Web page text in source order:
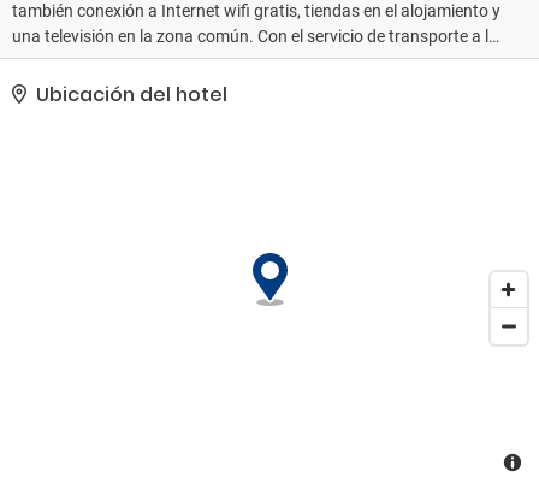
también conexión a Internet wifi gratis, tiendas en el alojamiento y
una televisión en la zona común. Con el servicio de transporte a la
playa gratuito, estarás tomando el sol en un abrir y cerrar de ojos..
Tendrás un servicio de recepción las 24 horas, consigna de
Ubicación del hotel